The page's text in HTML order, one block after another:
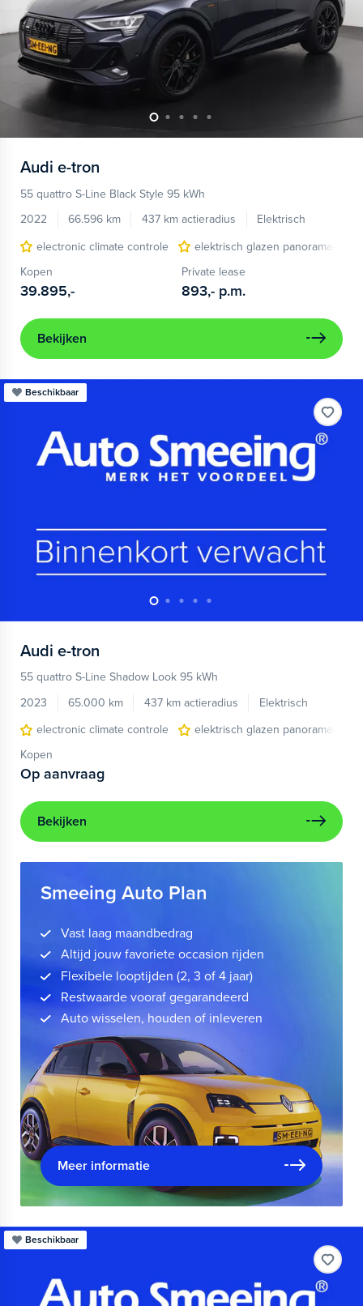
Audi e-tron
55 quattro S-Line Black Style 95 kWh
2022
66.596 km 437 km actieradius
Elektrisch
electronic climate controle
elektrisch glazen panorama-dak
Kopen
39.895,-
Private lease
893,- p.m.
Bekijken
Beschikbaar
Audi e-tron
55 quattro S-Line Shadow Look 95 kWh
2023
65.000 km 437 km actieradius
Elektrisch
electronic climate controle
elektrisch glazen panorama-dak
Kopen
Op aanvraag
Bekijken
Smeeing Auto Plan
Vast laag maandbedrag
Altijd jouw favoriete occasion rijden
Flexibele looptijden (2, 3 of 4 jaar)
Restwaarde vooraf gegarandeerd
Auto wisselen, houden of inleveren
Meer informatie
Beschikbaar